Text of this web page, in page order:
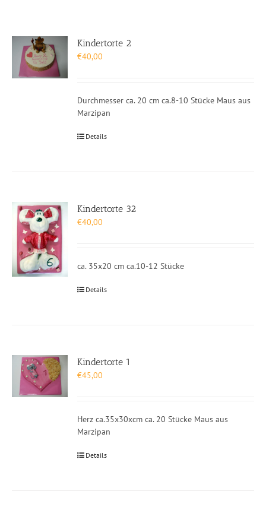
Kindertorte 2
€40,00
Durchmesser ca. 20 cm ca.8-10 Stücke Maus aus
Marzipan
Details
Kindertorte 32
€40,00
ca. 35x20 cm ca.10-12 Stücke
Details
Kindertorte 1
€45,00
Herz ca.35x30xcm ca. 20 Stücke Maus aus
Marzipan
Details